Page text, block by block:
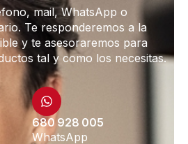
mail, WhatsApp o
Te responderemos a la
y te asesoraremos para
tal y como los necesitas.
680 928 005
WhatsApp